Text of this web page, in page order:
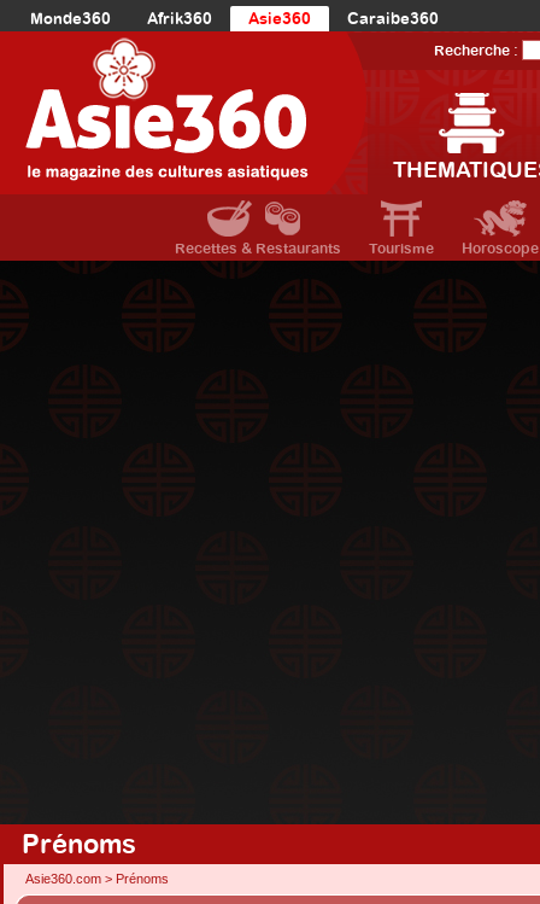
Monde360 Afrik360 Asie360
Caraibe360
Europe360
AmériqueDuNord360
Océanie360
Recherche :
Recettes & Restaurants Tourisme Horoscope
Prénoms
Asie360.com > Prénoms